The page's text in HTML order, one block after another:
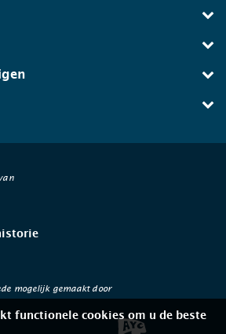
mogelijk gemaakt door
functionele cookies om u de beste